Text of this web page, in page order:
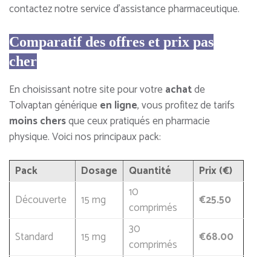
contactez notre service d’assistance pharmaceutique.
Comparatif des offres et prix pas
cher
En choisissant notre site pour votreachatde
Tolvaptan génériqueen ligne, vous profitez de tarifs
moins chersque ceux pratiqués en pharmacie
physique. Voici nos principaux pack:
Pack Dosage Quantité
Prix (€)
Découverte
15 mg
10
comprimés
€25.50
Standard 15 mg
30
comprimés
€68.00